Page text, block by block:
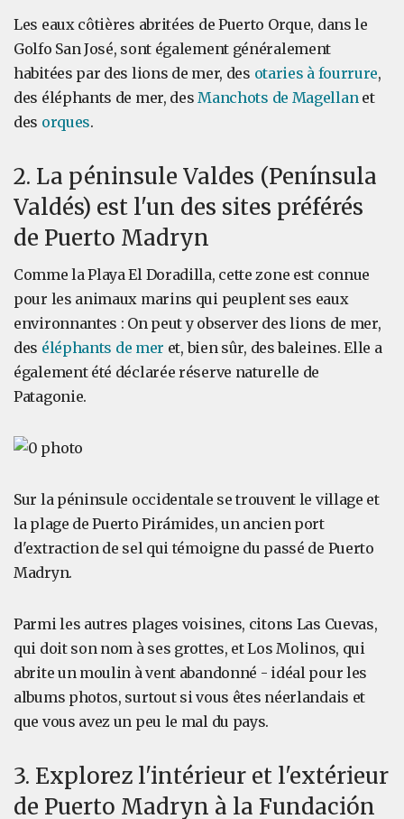
Les eaux côtières abritées de Puerto Orque, dans le
Golfo San José, sont également généralement
habitées par des lions de mer, des otaries à fourrure,
des éléphants de mer, desManchots de Magellanet
des orques.
2. La péninsule Valdes (Península
Valdés) est l'un des sites préférés
de Puerto Madryn
Comme la Playa El Doradilla, cette zone est connue
pour les animaux marins qui peuplent ses eaux
environnantes : On peut y observer des lions de mer,
des éléphants de mer et, bien sûr, des baleines. Elle a
également été déclarée réserve naturelle de
Patagonie.
Sur la péninsule occidentale se trouvent le village et
la plage de Puerto Pirámides, un ancien port
d'extraction de sel qui témoigne du passé de Puerto
Madryn.
Parmi les autres plages voisines, citons Las Cuevas,
qui doit son nom à ses grottes, et Los Molinos, qui
abrite un moulin à vent abandonné - idéal pour les
albums photos, surtout si vous êtes néerlandais et
que vous avez un peu le mal du pays.
3. Explorez l'intérieur et l'extérieur
de Puerto Madryn à la Fundación